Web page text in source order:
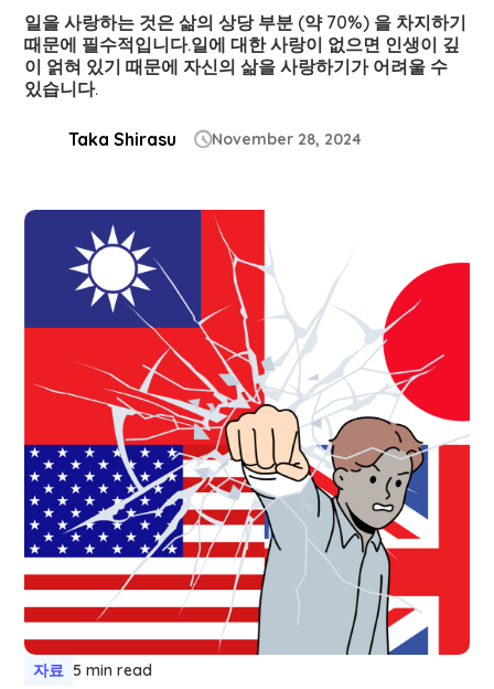
일을 사랑하는 것은 삶의 상당 부분 (약 70%) 을 차지하기
때문에 필수적입니다.일에 대한 사랑이 없으면 인생이 깊
이 얽혀 있기 때문에 자신의 삶을 사랑하기가 어려울 수
있습니다.
Taka Shirasu November 28, 2024
자료 5 min read